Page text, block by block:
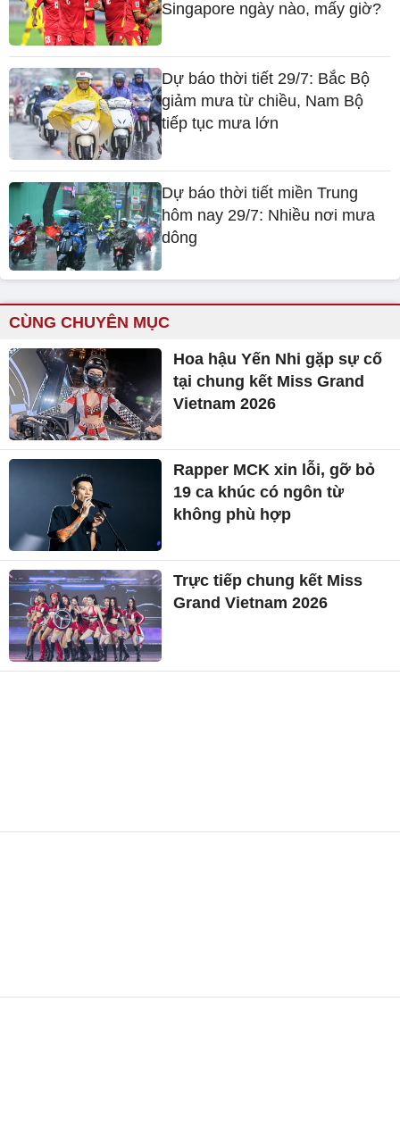
Singapore ngày nào, mấy giờ?
Dự báo thời tiết 29/7: Bắc Bộ
giảm mưa từ chiều, Nam Bộ
tiếp tục mưa lớn
Dự báo thời tiết miền Trung
hôm nay 29/7: Nhiều nơi mưa
dông
CÙNG CHUYÊN MỤC
Hoa hậu Yến Nhi gặp sự cố
tại chung kết Miss Grand
Vietnam 2026
Rapper MCK xin lỗi, gỡ bỏ
19 ca khúc có ngôn từ
không phù hợp
Trực tiếp chung kết Miss
Grand Vietnam 2026